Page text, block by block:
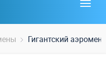
Гигантский аэромен